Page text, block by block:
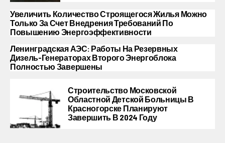
Увеличить Количество Строящегося Жилья Можно
Только За Счет Внедрения Требований По
Повышению Энергоэффективности
Ленинградская АЭС: Работы На Резервных
Дизель-Генераторах Второго Энергоблока
Полностью Завершены
Строительство Московской
Областной Детской Больницы В
Красногорске Планируют
Завершить В 2024 Году